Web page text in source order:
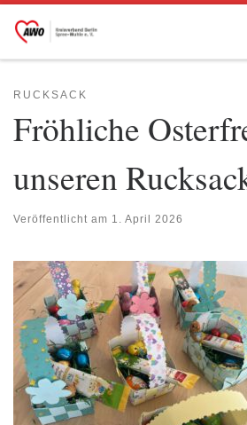
Zum Inhalt springen
RUCKSACK
Fröhliche
unseren
Veröffentlicht am 1. April 2026